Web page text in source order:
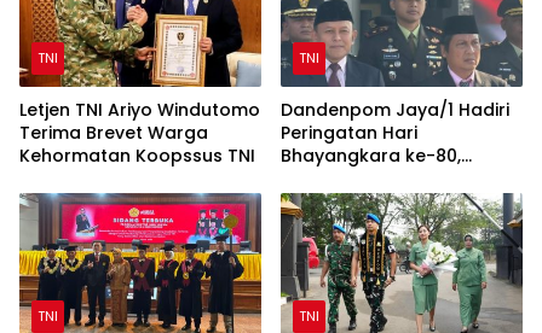
TNI
Letjen TNI Ariyo Windutomo
Terima Brevet Warga
Kehormatan Koopssus TNI
TNI
Dandenpom Jaya/1 Hadiri
Peringatan Hari
Bhayangkara ke-80,
TNI TNI